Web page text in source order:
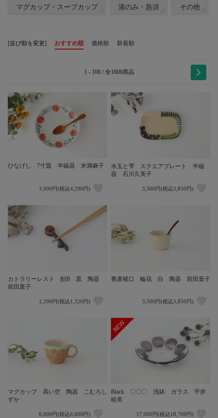
マグカップ・スープカップ 湯のみ・急須 その他
[並び順を変更] おすすめ順 価格順 新着順
1 - 100 / 全1606商品
ひなげし 7寸皿 半磁器 米満麻子
3,900円(税込4,290円)
水玉と雫 スクエアプレート 半磁
器 石川久美子
3,500円(税込3,850円)
カトラリーレスト 飴B 黒 陶器
前田葉子
1,200円(税込1,320円)
蕎麦猪口 輪花 白 陶器 前田葉子
3,500円(税込3,850円)
マグカップ 高い空 陶器 こむろし
ずか
6,000円(税込6,600円)
Black 〇〇〇 浅鉢 ガラス 平井
睦美
17,000円(税込18,700円)